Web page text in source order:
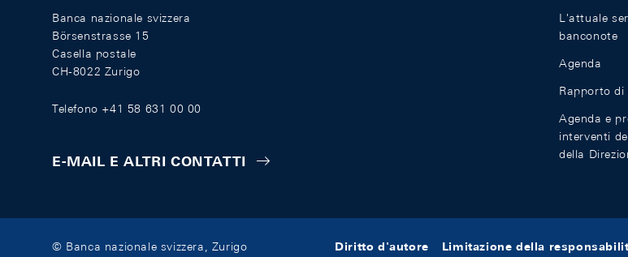
Banca nazionale svizzera
Börsenstrasse 15
Casella postale
CH-8022 Zurigo
Telefono +41 58 631 00 00
E-MAIL E ALTRI CONTATTI
L'attuale
banconote
Agenda
Rapporto di
Agenda e
interventi
della
© Banca nazionale svizzera, Zurigo
Diritto d'autore Limitazione della